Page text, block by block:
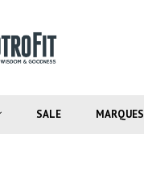
SALE MARQUES